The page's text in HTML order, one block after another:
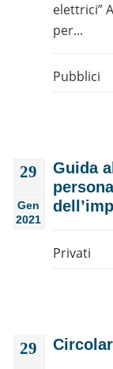
elettrici”
per...
Pubblici
29
Gen
2021
Guida
Privati
29